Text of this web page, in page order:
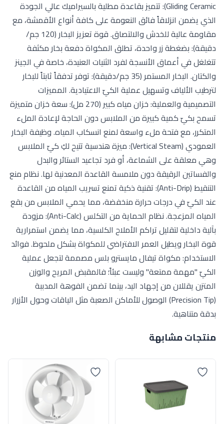
Gliding Ceramic): تتميز بقاعدة مطلية بالسيراميك عالي الجودة
الذي يضمن انزلاقاً فائق النعومة على كافة أنواع الأقمشة، مع
مقاومة عالية للخدش والالتصاق. قوة تعزيز البخار (120 جم/
دقيقة): بضغطة زر واحدة، تطلق المكواة دفعة بخار مكثفة
تتغلغل في أعماق الأنسجة لفرد الثنيات العنيدة، خاصة في الجينز
والكتان. البخار المستمر (35 جم/دقيقة): توفر تدفقاً ثابتاً للبخار
لترطيب الألياف وتسهيل عملية الكيّ الاعتيادية. المميزات
التصميمية والعملية: خزان مياه كبير (270 مل): سعة خزان متميزة
تسمح بكيّ كمية كبيرة من الملابس دون الحاجة لإعادة الملء
المتكرر، مع فتحة ملء واسعة لمنع انسكاب المياه. وظيفة البخار
العمودي (Vertical Steam): ميزة هندسية تتيح لكِ كيّ الملابس
وهي معلقة على الشماعة، أو فرد تجاعيد الستائر والبدل
والفساتين الرقيقة دون ملامسة القاعدة المعدنية لها. نظام منع
التنقيط (Anti-Drip): تقنية ذكية تمنع تسريب المياه من القاعدة
عند الكيّ في درجات حرارة منخفضة، مما يحمي الملابس من بقع
المياه المزعجة. نظام الحماية من التكلس (Anti-Calc): مزودة
بآلية داخلية لتقليل تراكم الأملاح الكلسية، مما يضمن استمرارية
قوة البخار ويطيل العمر الافتراضي للمكواة بشكل ملحوظ. فوائد
الاستخدام: مكواة تيفال مايسترو بلس مصممة لتجعل عملية
الكيّ "مهمة ممتعة" وليست عبئاً؛ فالمقبض المريح والوزن
المتزن يقللان من إجهاد اليد، بينما تضمن الفوهة المدببة
(Precision Tip) الوصول للأماكن الصعبة مثل الياقات وحول الأزرار
بدقة متناهية.
منتجات مشابهة